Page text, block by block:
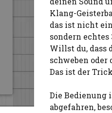
Klang-
das ist nicht
sondern echtes
Willst du, dass
schweben oder
Das ist der
Die Bedienung
abgefahren,